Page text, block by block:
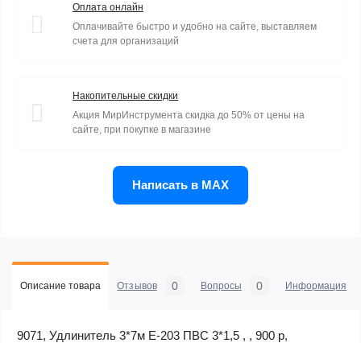
Оплата онлайн
Оплачивайте быстро и удобно на сайте, выставляем
счета для организаций
Накопительные скидки
Акция МирИнструмента скидка до 50% от цены на
сайте, при покупке в магазине
Написать в MAX
Описание товара Отзывов 0 Вопросы 0 Информация
9071, Удлинитель 3*7м Е-203 ПВС 3*1,5 , , 900 р,